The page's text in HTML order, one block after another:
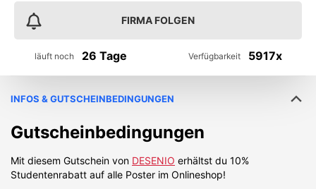
FIRMA FOLGEN
läuft noch 26 Tage Verfügbarkeit 5917x
INFOS & GUTSCHEINBEDINGUNGEN
Gutscheinbedingungen
Mit diesem Gutschein von DESENIO erhältst du 10%
Studentenrabatt auf alle Poster im Onlineshop!